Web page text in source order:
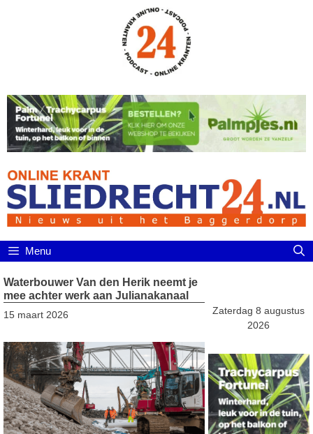
Menu
Waterbouwer Van den Herik neemt je
mee achter werk aan Julianakanaal
15 maart 2026
Zaterdag 8 augustus
2026